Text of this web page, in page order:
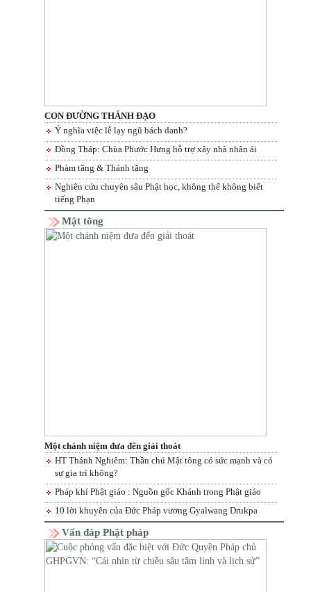
CON ĐƯỜNG THÁNH ĐẠO
Ý nghĩa việc lễ lạy ngũ bách danh?
Đồng Tháp: Chùa Phước Hưng hỗ trợ xây nhà nhân ái
Phàm tăng & Thánh tăng
Nghiên cứu chuyên sâu Phật học, không thể không biết
tiếng Phạn
Mật tông
Một chánh niệm đưa đến giải thoát
HT Thánh Nghiêm: Thần chú Mật tông có sức mạnh và có
sự gia trì không?
Pháp khí Phật giáo : Nguồn gốc Khánh trong Phật giáo
10 lời khuyên của Đức Pháp vương Gyalwang Drukpa
Vấn đáp Phật pháp